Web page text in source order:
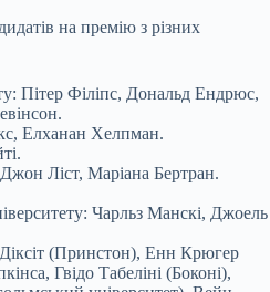
на премію з різних
Пітер Філіпс, Дональд Ендрюс,
Елханан Хелпман.
Ліст, Маріана Бертран.
Чарльз Манскі, Джоель
(Принстон), Енн Крюгер
Гвідо Табеліні (Боконі),